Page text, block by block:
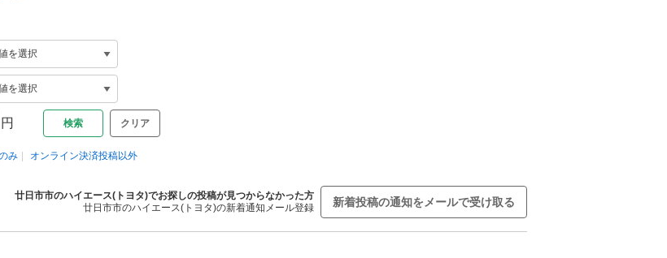
円 クリア
み オンライン決済投稿以外
廿日市市のハイエース(トヨタ)でお探しの投稿が見つからなかった方
廿日市市のハイエース(トヨタ)の新着通知メール登録
新着投稿の通知をメールで受け取る